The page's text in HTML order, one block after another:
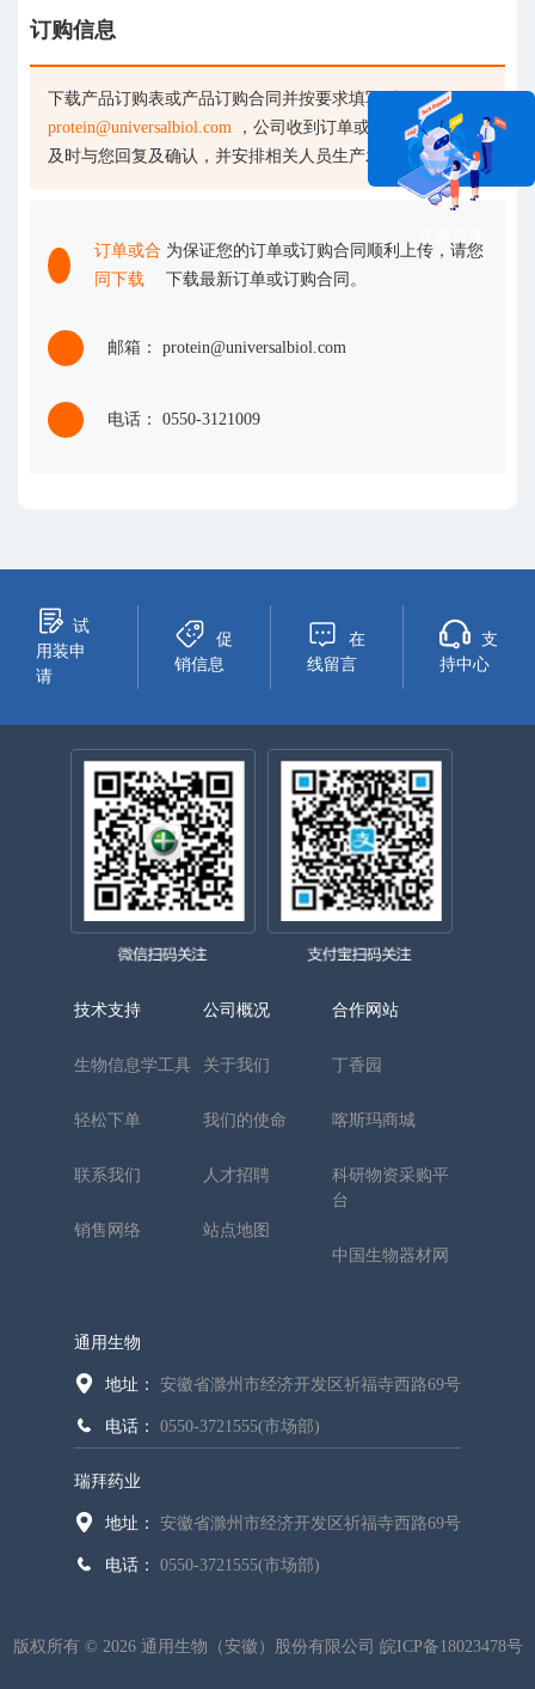
订购信息
下载产品订购表或产品订购合同并按要求填写后发送至
protein@universalbiol.com ，公司收到订单或产品订购合同会
及时与您回复及确认，并安排相关人员生产发货。
订单或合
同下载
为保证您的订单或订购合同顺利上传，请您
下载最新订单或订购合同。
邮箱： protein@universalbiol.com
电话： 0550-3121009
试
用装申
请
促
销信息
在
线留言
支
持中心
技术支持
生物信息学工具
轻松下单
联系我们
销售网络
公司概况
关于我们
我们的使命
人才招聘
站点地图
合作网站
丁香园
喀斯玛商城
科研物资采购平
台
中国生物器材网
通用生物
地址： 安徽省滁州市经济开发区祈福寺西路69号
电话： 0550-3721555(市场部)
瑞拜药业
地址： 安徽省滁州市经济开发区祈福寺西路69号
电话： 0550-3721555(市场部)
版权所有 © 2026 通用生物（安徽）股份有限公司 皖ICP备18023478号